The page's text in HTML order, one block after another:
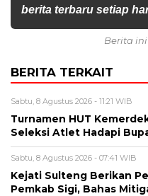
berita terbaru setiap
Berita
BERITA TERKAIT
Sabtu, 8 Agustus 2026 - 11:21 WIB
Turnamen HUT
Seleksi Atlet Hadapi
Sabtu, 8 Agustus 2026 - 07:41 WIB
Kejati Sulteng Berikan
Pemkab Sigi, Bahas